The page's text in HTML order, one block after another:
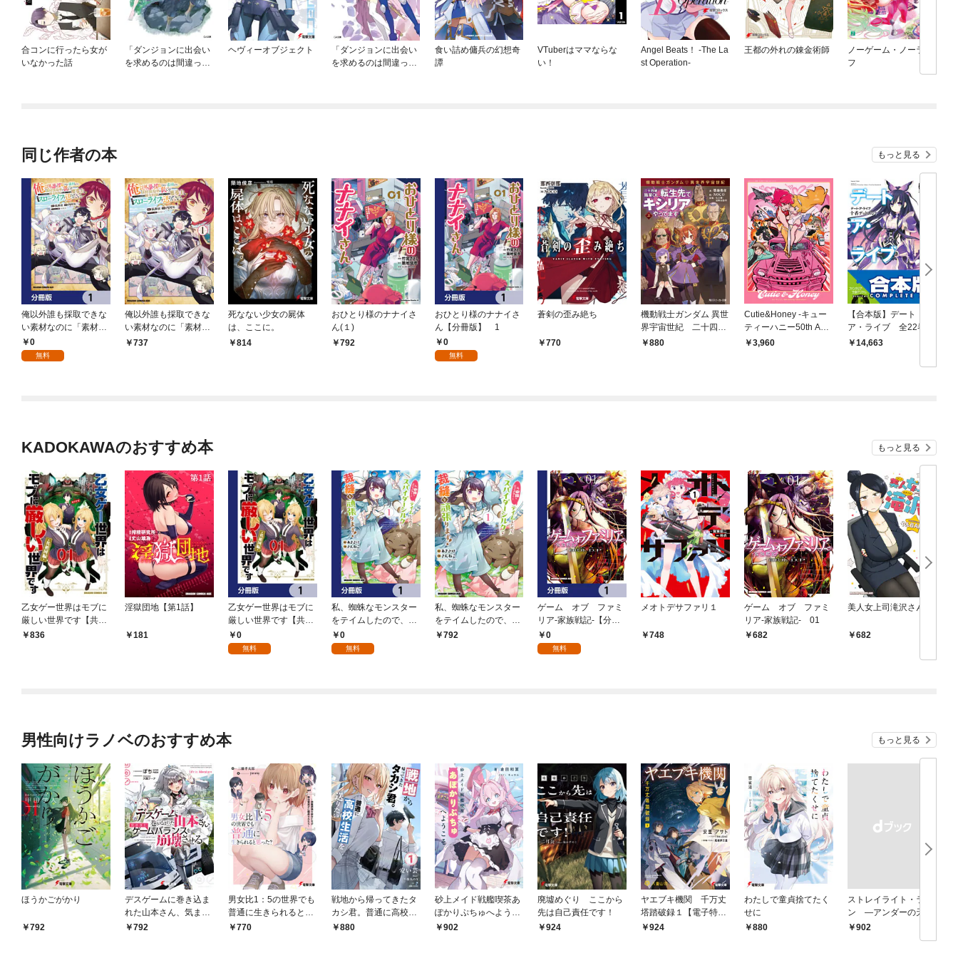
合コンに行ったら女が
いなかった話
「ダンジョンに出会い
を求めるのは間違って
ヘヴィーオブジェクト
「ダンジョンに出会い
を求めるのは間違って
食い詰め傭兵の幻想奇
譚
VTuberはママならな
い！
Angel Beats！ -The La
st Operation-
王都の外れの錬金術師
ノーゲーム・ノーライ
フ
同じ作者の本 もっと見る
俺以外誰も採取できな
い素材なのに「素材採
取率が低い」とパワハ
ラする幼馴染錬金術師
0
無料
俺以外誰も採取できな
い素材なのに「素材採
取率が低い」とパワハ
737
死なない少女の屍体
は、ここに。
814
おひとり様のナナイさ
ん(１)
792
おひとり様のナナイさ
ん【分冊版】 1
0
無料
蒼剣の歪み絶ち
770
機動戦士ガンダム 異世
界宇宙世紀 二十四歳
職業ＯＬ、転生先でキ
880
Cutie&Honey -キュー
ティーハニー50th Anni
versary Tribute Artboo
3,960
【合本版】デート・
ア・ライブ 全22巻
14,663
KADOKAWAのおすすめ本 もっと見る
乙女ゲー世界はモブに
厳しい世界です【共和
国編】 ０１
836
淫獄団地【第1話】
181
乙女ゲー世界はモブに
厳しい世界です【共和
国編】【分冊版】 1
0
無料
私、蜘蛛なモンスター
をテイムしたので、ス
パイダーシルクで裁縫
を頑張ります！【分冊
0
無料
私、蜘蛛なモンスター
をテイムしたので、ス
パイダーシルクで裁縫
792
ゲーム オブ ファミ
リア-家族戦記-【分冊
版】 1
0
無料
メオトデサファリ１
748
ゲーム オブ ファミ
リア-家族戦記- 01
682
美人女上司滝沢さん
682
男性向けラノベのおすすめ本 もっと見る
ほうかごがかり
792
デスゲームに巻き込ま
れた山本さん、気まま
にゲームバランスを崩
792
男女比1：5の世界でも
普通に生きられると思
った？ ～激重感情な
770
戦地から帰ってきたタ
カシ君。普通に高校生
活を送りたい【電子版
880
砂上メイド戦艦喫茶あ
ぽかりぷちゅへようこ
そ902
廃墟めぐり ここから
先は自己責任です！
924
ヤエブキ機関 千万丈
塔踏破録１【電子特別
版】924
わたしで童貞捨てたく
せに
880
ストレイライト・ラ
ン ―アンダーの天使
と死に損ないの反逆者
￥902